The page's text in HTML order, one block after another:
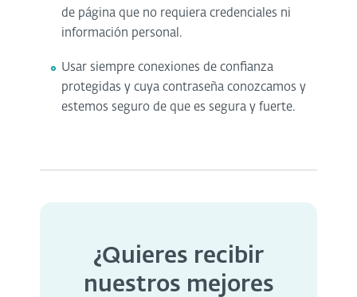
de página que no requiera credenciales ni
información personal.
Usar siempre conexiones de confianza
protegidas y cuya contraseña conozcamos y
estemos seguro de que es segura y fuerte.
¿Quieres recibir
nuestros mejores